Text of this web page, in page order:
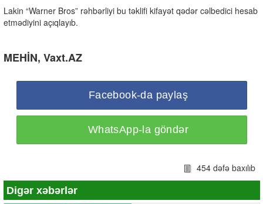
Lakin “Warner Bros” rəhbərliyi bu təklifi kifayət qədər cəlbedici hesab
etmədiyini açıqlayıb.
MEHİN, Vaxt.AZ
Facebook-da paylaş
WhatsApp-la göndər
454 dəfə baxılıb
Digər xəbərlər